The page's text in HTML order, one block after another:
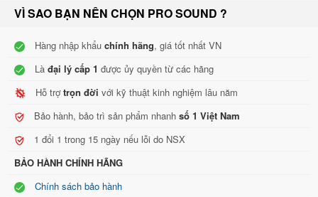
VÌ SAO BẠN NÊN CHỌN PRO SOUND ?
Hàng nhập khẩu chính hãng, giá tốt nhất VN
Là đại lý cấp 1 được ủy quyền từ các hãng
Hỗ trợtrọn đời với kỹ thuật kinh nghiệm lâu năm
Bảo hành, bảo trì sản phẩm nhanh số 1 Việt Nam
1 đổi 1 trong 15 ngày nếu lỗi do NSX
BẢO HÀNH CHÍNH HÃNG
Chính sách bảo hành